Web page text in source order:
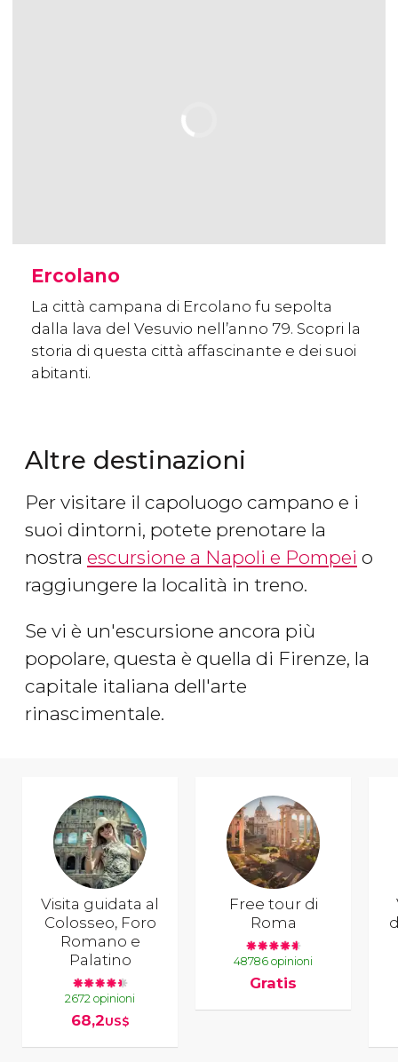
Ercolano
La città campana di Ercolano fu sepolta
dalla lava del Vesuvio nell’anno 79. Scopri la
storia di questa città affascinante e dei suoi
abitanti.
Altre destinazioni
Per visitare il capoluogo campano e i
suoi dintorni, potete prenotare la
nostra escursione a Napoli e Pompei o
raggiungere la località in treno.
Se vi è un'escursione ancora più
popolare, questa è quella di Firenze, la
capitale italiana dell'arte
rinascimentale.
Visita guidata al
Colosseo, Foro
Romano e
Palatino
2672 opinioni
68,2US$
Free tour di
Roma
48786 opinioni
Gratis